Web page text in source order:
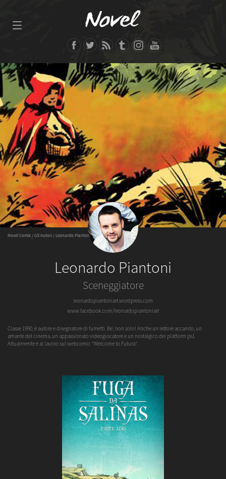
Novel Comix/Gli Autori/ Leonardo Piantoni
Leonardo Piantoni
Sceneggiatore
leonardopiantoniart.wordpress.com
www.facebook.com/leonardopiantoniart
Classe 1990, è autore e disegnatore di fumetti. Be’, non solo! Anche un lettore accanito, un
amante del cinema, un appassionato videogiocatore e un nostalgico dei platform ps1.
Attualmente è al lavoro sul webcomic "Welcome to Futura".